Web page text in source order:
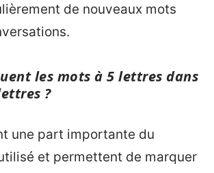
de nouveaux mots
les mots à 5 lettres dans
?
une part importante du
et permettent de marquer